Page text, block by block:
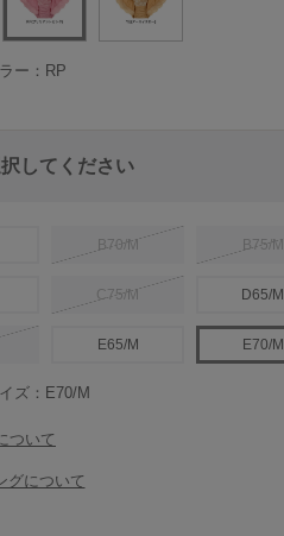
ー：RP
してください
B70/M B75/M
C75/M D65/M
E65/M E70/M
ズ：E70/M
ついて
グについて